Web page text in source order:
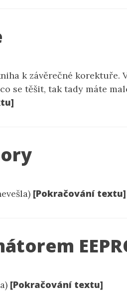
k závěrečné korektuře.
se těšit, tak tady máte
[Pokračování textu]
[Pokračování textu]